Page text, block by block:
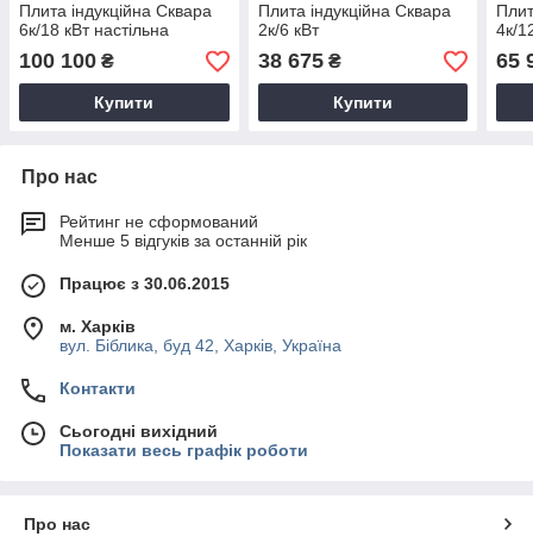
Плита індукційна Сквара
6к/18 кВт настільна
100 100 ₴
Купити
Плита індукційна Сквара
2к/6 кВт
38 675₴
Купити
4к/
65
Про нас
Рейтинг не сформований
Менше 5 відгуків за останній рік
Працює з 30.06.2015
м. Харків
вул. Біблика, буд 42, Харків, Україна
Контакти
Сьогодні вихідний
Показати весь графік роботи
Про нас